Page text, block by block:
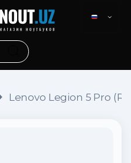
Lenovo Legion 5 Pro